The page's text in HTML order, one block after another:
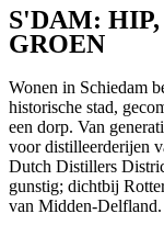
S'DAM:
GROEN
Wonen in Schiedam
historische stad,
een dorp. Van
voor distilleerderijen
Dutch Distillers
gunstig; dichtbij
van Midden-Delfland.